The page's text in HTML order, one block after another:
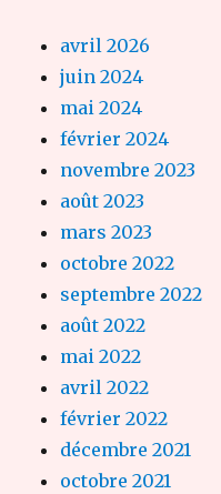
avril 2026
juin 2024
mai 2024
février 2024
novembre 2023
août 2023
mars 2023
octobre 2022
septembre 2022
août 2022
mai 2022
avril 2022
février 2022
décembre 2021
octobre 2021